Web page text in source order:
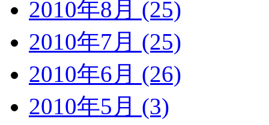
2010年8月 (25)
2010年7月 (25)
2010年6月 (26)
2010年5月 (3)